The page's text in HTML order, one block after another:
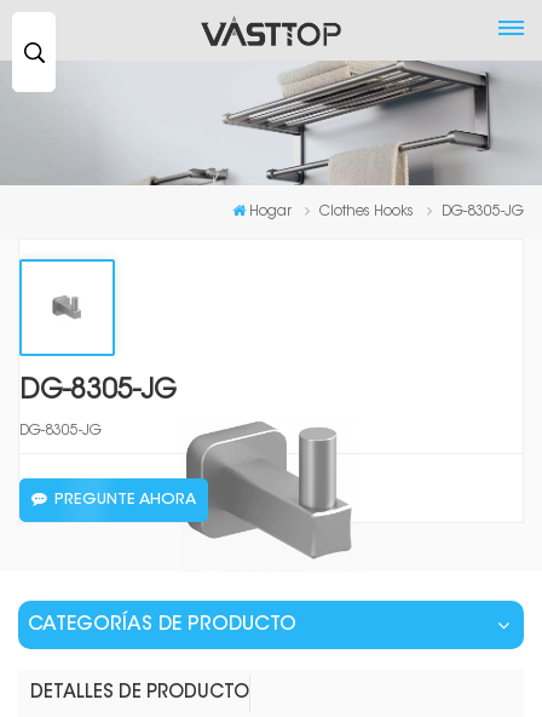
Hogar Clothes Hooks DG-8305-JG
DG-8305-JG
DG-8305-JG
PREGUNTE AHORA
CATEGORÍAS DE PRODUCTO
DETALLES DE PRODUCTO